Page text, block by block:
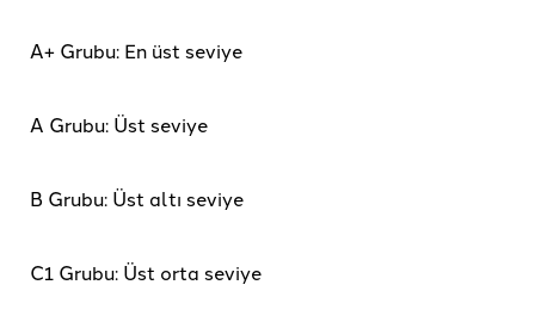
A+ Grubu: En üst seviye
A Grubu: Üst seviye
B Grubu: Üst altı seviye
C1 Grubu: Üst orta seviye